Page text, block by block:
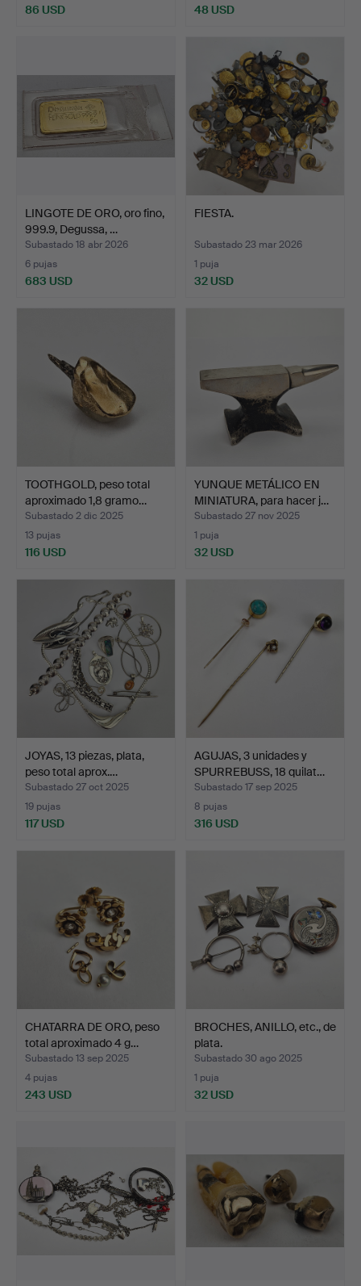
86 USD 48 USD
LINGOTE DE ORO, oro fino,
999.9, Degussa, …
Subastado 18 abr 2026
6 pujas
683 USD
FIESTA.
Subastado 23 mar 2026
1 puja
32 USD
TOOTHGOLD, peso total
aproximado 1,8 gramo…
Subastado 2 dic 2025
13 pujas
116 USD
YUNQUE METÁLICO EN
MINIATURA, para hacer j…
Subastado 27 nov 2025
1 puja
32 USD
JOYAS, 13 piezas, plata,
peso total aprox.…
Subastado 27 oct 2025
19 pujas
117 USD
AGUJAS, 3 unidades y
SPURREBUSS, 18 quilat…
Subastado 17 sep 2025
8 pujas
316 USD
CHATARRA DE ORO, peso
total aproximado 4 g…
Subastado 13 sep 2025
4 pujas
243 USD
BROCHES, ANILLO, etc., de
plata.
Subastado 30 ago 2025
1 puja
32 USD